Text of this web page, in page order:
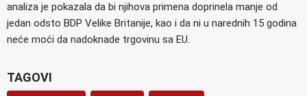
analiza je pokazala da bi njihova primena doprinela manje od
jedan odsto BDP Velike Britanije, kao i da ni u narednih 15 godina
neće moći da nadoknade trgovinu sa EU.
TAGOVI